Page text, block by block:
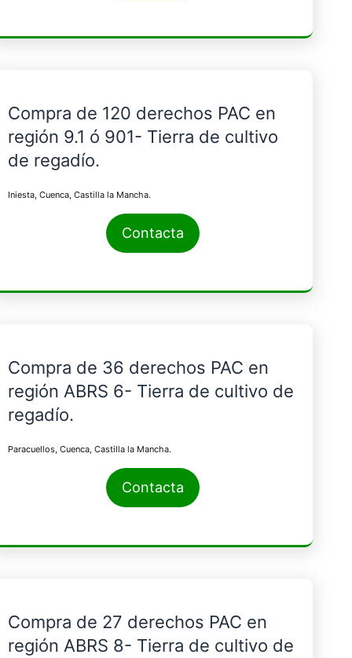
Compra de 120 derechos PAC en
región 9.1 ó 901- Tierra de cultivo
de regadío.
Iniesta, Cuenca, Castilla la Mancha.
Contacta
Compra de 36 derechos PAC en
región ABRS 6- Tierra de cultivo de
regadío.
Paracuellos, Cuenca, Castilla la Mancha.
Contacta
Compra de 27 derechos PAC en
región ABRS 8- Tierra de cultivo de